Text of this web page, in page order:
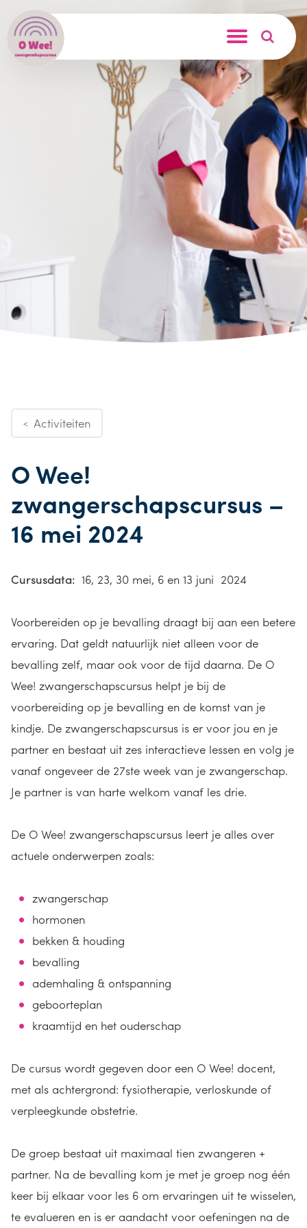
< Activiteiten
O Wee!
zwangerschapscursus –
16 mei 2024
Cursusdata: 16, 23, 30 mei, 6 en 13 juni 2024
Voorbereiden op je bevalling draagt bij aan een betere
ervaring. Dat geldt natuurlijk niet alleen voor de
bevalling zelf, maar ook voor de tijd daarna. De O
Wee! zwangerschapscursus helpt je bij de
voorbereiding op je bevalling en de komst van je
kindje. De zwangerschapscursus is er voor jou en je
partner en bestaat uit zes interactieve lessen en volg je
vanaf ongeveer de 27ste week van je zwangerschap.
Je partner is van harte welkom vanaf les drie.
De O Wee! zwangerschapscursus leert je alles over
actuele onderwerpen zoals:
zwangerschap
hormonen
bekken & houding
bevalling
ademhaling & ontspanning
geboorteplan
kraamtijd en het ouderschap
De cursus wordt gegeven door een O Wee! docent,
met als achtergrond: fysiotherapie, verloskunde of
verpleegkunde obstetrie.
De groep bestaat uit maximaal tien zwangeren +
partner. Na de bevalling kom je met je groep nog één
keer bij elkaar voor les 6 om ervaringen uit te wisselen,
te evalueren en is er aandacht voor oefeningen na de